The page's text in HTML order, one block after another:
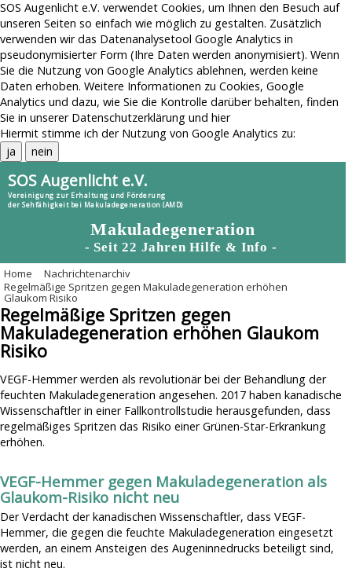
SOS Augenlicht e.V. verwendet Cookies, um Ihnen den Besuch auf
unseren Seiten so einfach wie möglich zu gestalten. Zusätzlich
verwenden wir das Datenanalysetool Google Analytics in
pseudonymisierter Form (Ihre Daten werden anonymisiert). Wenn
Sie die Nutzung von Google Analytics ablehnen, werden keine
Daten erhoben. Weitere Informationen zu Cookies, Google
Analytics und dazu, wie Sie die Kontrolle darüber behalten, finden
Sie in unserer Datenschutzerklärung und hier
Hiermit stimme ich der Nutzung von Google Analytics zu:
ja
nein
SOS Augenlicht e.V.
Vereinigung zur Erhaltung und Förderung
der Sehfähigkeit bei Makuladegeneration (AMD)
Makuladegeneration
- Seit 22 Jahren Hilfe & Info -
Menu
Home
AMD-Themen
Risiko durch Graue-Star-OP
Makuladegeneration & Sport
Verursacht Sonnenlicht Makuladegeneration?
Makuladegeneration durch Rauchen?
AMD-News
Glaukom Risiko
Angeblich Makuladegeneration-Ursache gefunden
Makuladegeneration durch LED-Lampen
Gesunder Darm = Gesunde Makula?
"Ich dachte, ich bräuchte nur eine neue Brille" - Zufallsdiagnose
Makuladegeneration
Schlechte Lebensgewohnheiten können Makuladegeneration
auslösen
Über Uns
Spenden
Impressum
Home
Nachrichtenarchiv
Regelmäßige Spritzen gegen Makuladegeneration erhöhen
Glaukom Risiko
Regelmäßige Spritzen gegen
Makuladegeneration erhöhen Glaukom
Risiko
VEGF-Hemmer werden als revolutionär bei der Behandlung der
feuchten Makuladegeneration angesehen. 2017 haben kanadische
Wissenschaftler in einer Fallkontrollstudie herausgefunden, dass
regelmäßiges Spritzen das Risiko einer Grünen-Star-Erkrankung
erhöhen.
VEGF-Hemmer gegen Makuladegeneration als
Glaukom-Risiko nicht neu
Der Verdacht der kanadischen Wissenschaftler, dass VEGF-
Hemmer, die gegen die feuchte Makuladegeneration eingesetzt
werden, an einem Ansteigen des Augeninnedrucks beteiligt sind,
ist nicht neu.